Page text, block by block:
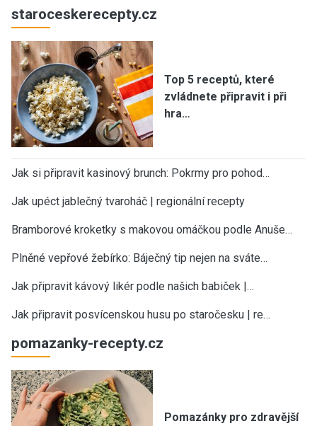
staroceskerecepty.cz
Top 5 receptů, které
zvládnete připravit i při
hra…
Jak si připravit kasinový brunch: Pokrmy pro pohod…
Jak upéct jablečný tvaroháč | regionální recepty
Bramborové kroketky s makovou omáčkou podle Anuše…
Plněné vepřové žebírko: Báječný tip nejen na sváte…
Jak připravit kávový likér podle našich babiček |…
Jak připravit posvícenskou husu po staročesku | re…
pomazanky-recepty.cz
Pomazánky pro zdravější